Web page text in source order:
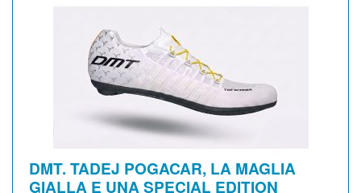
DMT. TADEJ POGACAR, LA MAGLIA
GIALLA E UNA SPECIAL EDITION